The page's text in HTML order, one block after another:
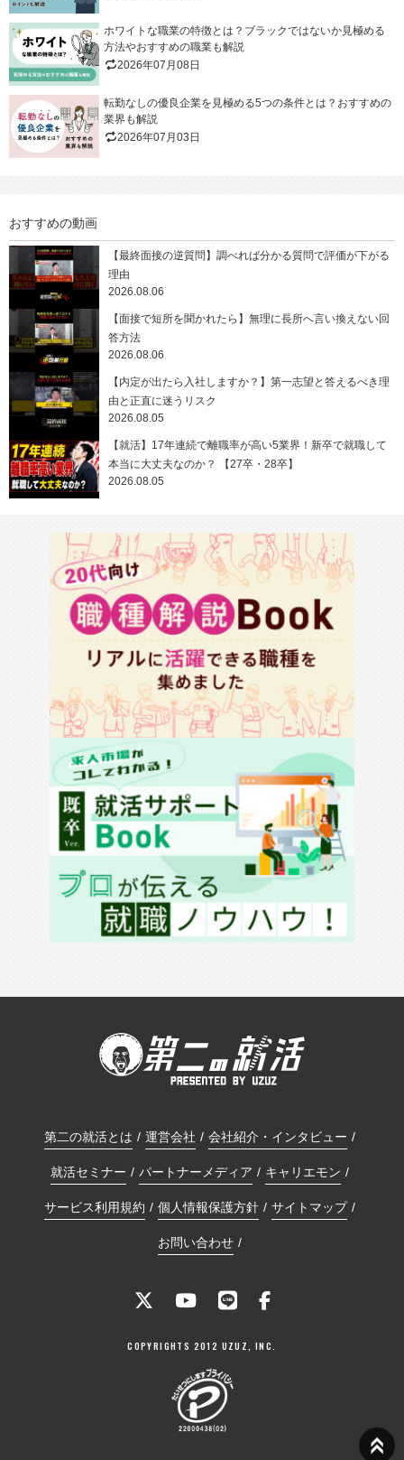
ホワイトな職業の特徴とは？ブラックではないか見極める
方法やおすすめの職業も解説
2026年07月08日
転勤なしの優良企業を見極める5つの条件とは？おすすめの
業界も解説
2026年07月03日
おすすめの動画
【最終面接の逆質問】調べれば分かる質問で評価が下がる
理由
2026.08.06
【面接で短所を聞かれたら】無理に長所へ言い換えない回
答方法
2026.08.06
【内定が出たら入社しますか？】第一志望と答えるべき理
由と正直に迷うリスク
2026.08.05
【就活】17年連続で離職率が高い5業界！新卒で就職して
本当に大丈夫なのか？ 【27卒・28卒】
2026.08.05
第二の就活とは 運営会社 会社紹介・インタビュー
就活セミナー パートナーメディア キャリエモン
サービス利用規約 個人情報保護方針 サイトマップ
お問い合わせ
COPYRIGHTS 2012 UZUZ, INC.